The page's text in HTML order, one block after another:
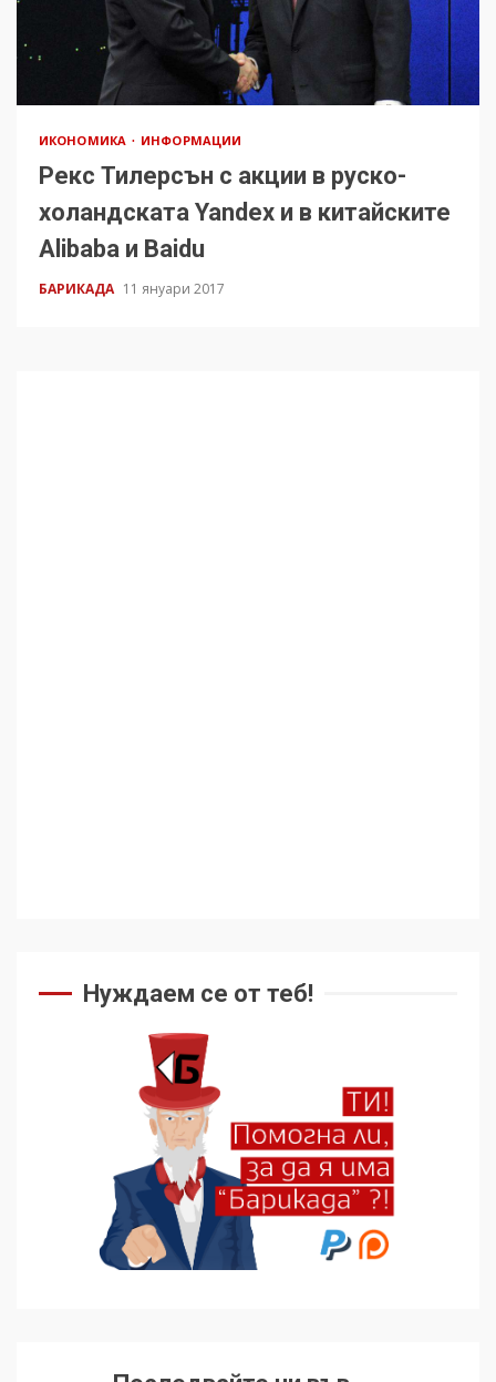
ИКОНОМИКА ИНФОРМАЦИИ
Рекс Тилерсън с акции в руско-
холандската Yandex и в китайските
Alibaba и Baidu
БАРИКАДА 11 януари 2017
Нуждаем се от теб!